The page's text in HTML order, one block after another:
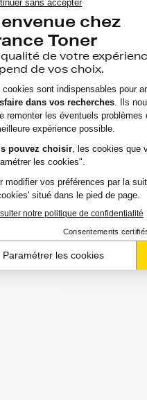
que nous…
! (hors Week-end et férié)